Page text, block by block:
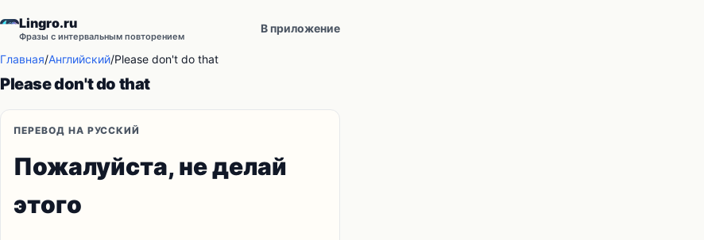
Lingro.ru
Фразы с интервальным повторением
В приложение
Главная/Английский/Please don't do that
Please don't do that
ПЕРЕВОД НА РУССКИЙ
Пожалуйста, не делай
этого